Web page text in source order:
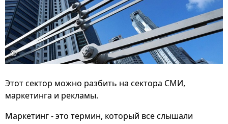
©
Этот сектор можно разбить на сектора СМИ,
маркетинга и рекламы.
Маркетинг - это термин, который все слышали